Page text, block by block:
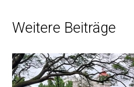
Weitere Beiträge